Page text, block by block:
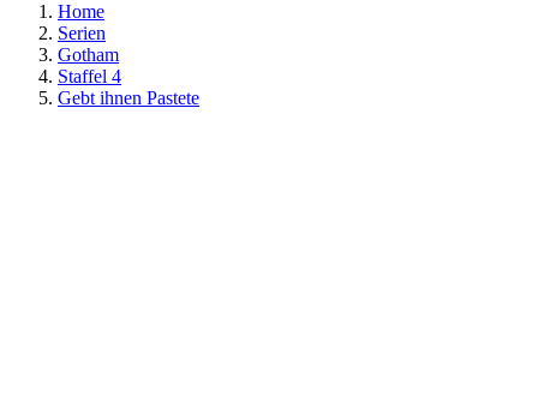
Home
Serien
Gotham
Staffel 4
Gebt ihnen Pastete